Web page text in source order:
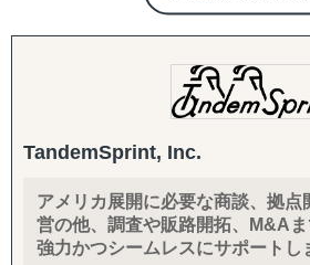
バックオフィス・現地体制：
法人設立支援、設立後の会社運営（
人材の採用、カスタマーサポート体
日本語から英語、現地語への翻訳サ
2025年7月1日：海外進出時の商品調
東南アジア各国への事業進出は予想
DCCグループは東南アジア事業進出
進出時の資本構成、事業ライセンス
いのが東南アジア諸国への進出実務
豊富な経験と現地での最先端の知識
TandemSprint, Inc.
アメリカ展開に必要な商談、拠点
営の他、調査や販路開拓、M&A
強力かつシームレスにサポートし